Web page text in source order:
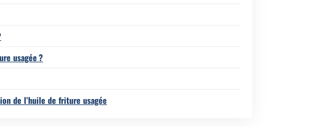
usagée ?
de l’huile de friture usagée